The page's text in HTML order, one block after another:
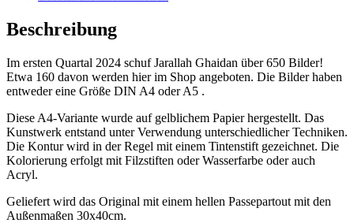
Beschreibung
Im ersten Quartal 2024 schuf Jarallah Ghaidan über 650 Bilder!
Etwa 160 davon werden hier im Shop angeboten. Die Bilder haben
entweder eine Größe DIN A4 oder A5 .
Diese A4-Variante wurde auf gelblichem Papier hergestellt. Das
Kunstwerk entstand unter Verwendung unterschiedlicher Techniken.
Die Kontur wird in der Regel mit einem Tintenstift gezeichnet. Die
Kolorierung erfolgt mit Filzstiften oder Wasserfarbe oder auch
Acryl.
Geliefert wird das Original mit einem hellen Passepartout mit den
Außenmaßen 30x40cm.